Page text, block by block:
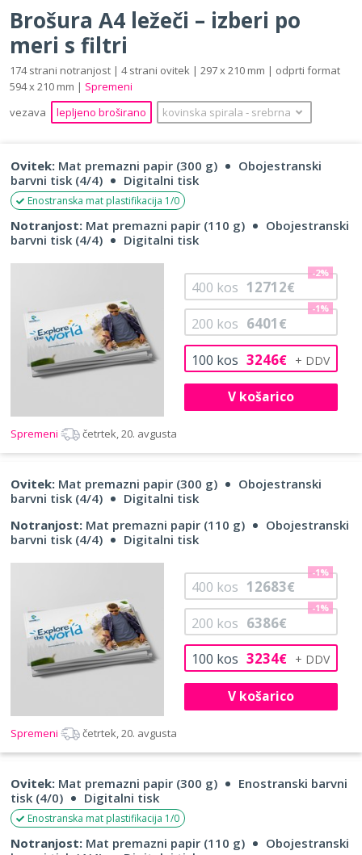
Brošura A4 ležeči – izberi po
meri s filtri
174 strani notranjost | 4 strani ovitek | 297 x 210 mm | odprti format
594 x 210 mm | Spremeni
vezava
lepljeno broširano kovinska spirala ‐ srebrna
Ovitek: Mat premazni papir (300 g)
Obojestranski
barvni tisk (4/4)
Digitalni tisk
Enostranska mat plastifikacija 1/0
Notranjost: Mat premazni papir (110 g)
Obojestranski
barvni tisk (4/4)
Digitalni tisk
100 kos 3246€
200 kos 6401€
-1%
400 kos 12712€
-2%
V košarico
Spremeni četrtek, 20. avgusta
Ovitek: Mat premazni papir (300 g)
Obojestranski
barvni tisk (4/4)
Digitalni tisk
Notranjost: Mat premazni papir (110 g)
Obojestranski
barvni tisk (4/4)
Digitalni tisk
100 kos 3234€
200 kos 6386€
-1%
400 kos 12683€
-1%
V košarico
Spremeni četrtek, 20. avgusta
Ovitek: Mat premazni papir (300 g)
Enostranski barvni
tisk (4/0)
Digitalni tisk
Enostranska mat plastifikacija 1/0
Notranjost: Mat premazni papir (110 g)
Obojestranski